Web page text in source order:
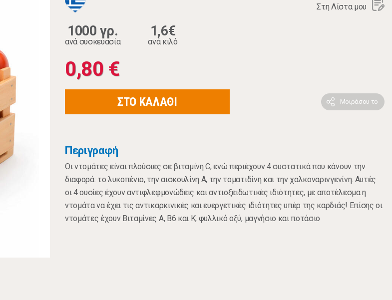
Στη Λίστα μου
1000 γρ.
ανά συσκευασία
1,6€
ανά κιλό
0,80 €
ΣΤΟ ΚΑΛΑΘΙ Μοιράσου το
Περιγραφή
Οι ντομάτες είναι πλούσιες σε βιταμίνη C, ενώ περιέχουν 4 συστατικά που κάνουν την
διαφορά: το λυκοπένιο, την αισκουλίνη Α, την τοματιδίνη και την χαλκοναρινγενίνη. Αυτές
οι 4 ουσίες έχουν αντιφλεφμονώδεις και αντιοξειδωτικές ιδιότητες, με αποτέλεσμα η
ντομάτα να έχει τις αντικαρκινικές και ευεργετικές ιδιότητες υπέρ της καρδιάς! Επίσης οι
ντομάτες έχουν Βιταμίνες Α, Β6 και Κ, φυλλικό οξύ, μαγνήσιο και ποτάσιο